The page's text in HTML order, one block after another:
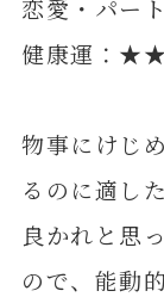
恋愛・パー
健康運：★★
物事にけじ
るのに適した
良かれと思
ので、能動